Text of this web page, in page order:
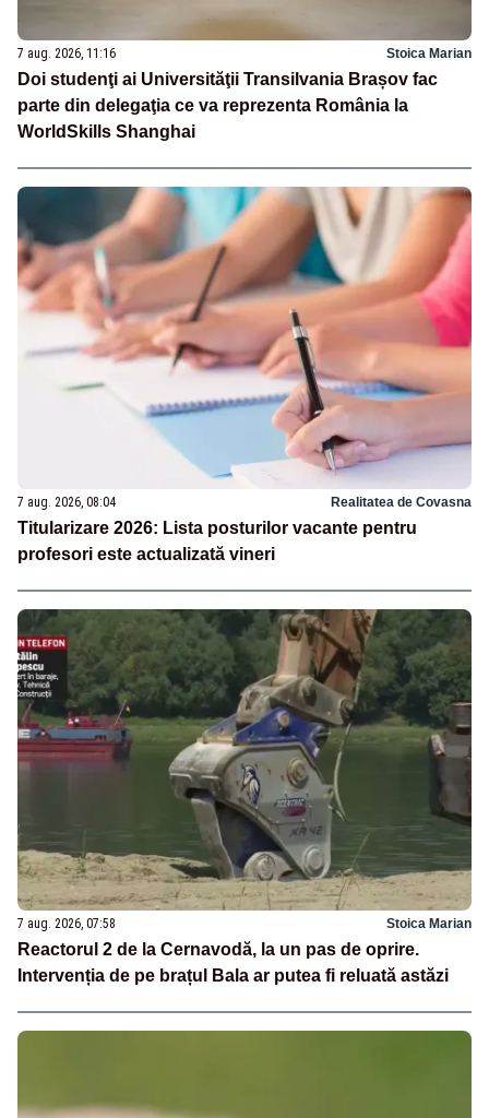
7 aug. 2026, 11:16 Stoica Marian
Doi studenţi ai Universităţii Transilvania Brașov fac
parte din delegaţia ce va reprezenta România la
WorldSkills Shanghai
7 aug. 2026, 08:04 Realitatea de Covasna
Titularizare 2026: Lista posturilor vacante pentru
profesori este actualizată vineri
7 aug. 2026, 07:58 Stoica Marian
Reactorul 2 de la Cernavodă, la un pas de oprire.
Intervenția de pe brațul Bala ar putea fi reluată astăzi